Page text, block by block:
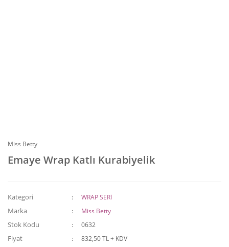
Miss Betty
Emaye Wrap Katlı Kurabiyelik
Kategori WRAP SERİ
Marka Miss Betty
Stok Kodu 0632
Fiyat
832,50 TL + KDV